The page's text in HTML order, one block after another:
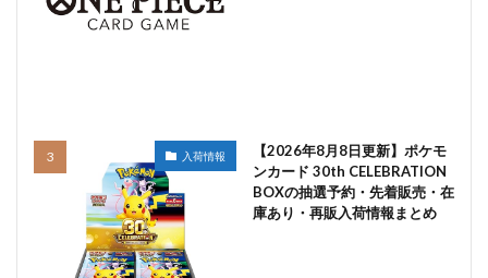
入荷情報
【2026年8月8日更新】ポケモ
ンカード 30th CELEBRATION
BOXの抽選予約・先着販売・在
庫あり・再販入荷情報まとめ